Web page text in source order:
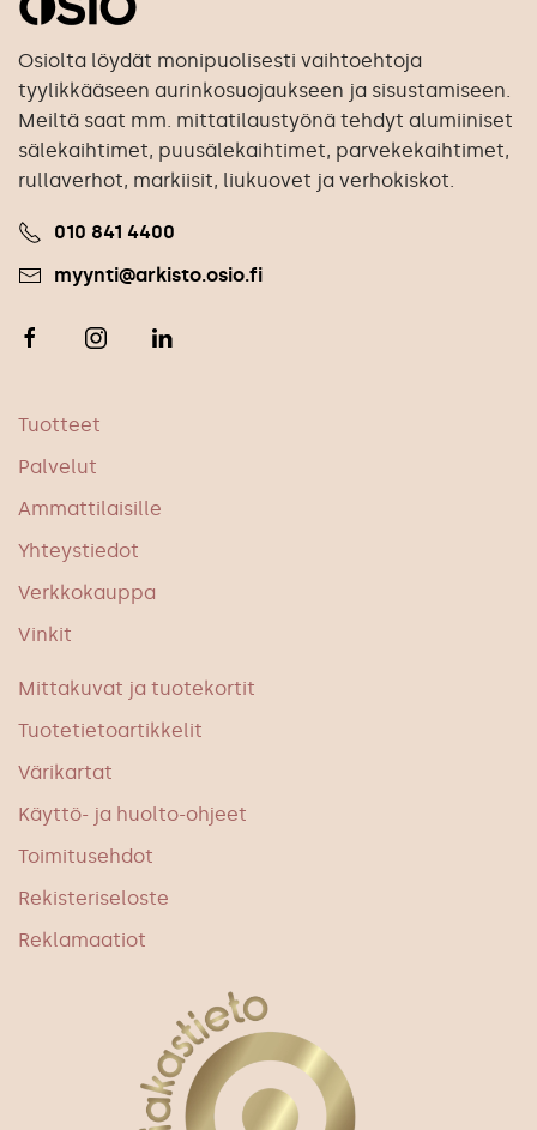
Osiolta löydät monipuolisesti vaihtoehtoja
tyylikkääseen aurinkosuojaukseen ja sisustamiseen.
Meiltä saat mm. mittatilaustyönä tehdyt alumiiniset
sälekaihtimet, puusälekaihtimet, parvekekaihtimet,
rullaverhot, markiisit, liukuovet ja verhokiskot.
010 841 4400
myynti@arkisto.osio.fi
Tuotteet
Palvelut
Ammattilaisille
Yhteystiedot
Verkkokauppa
Vinkit
Mittakuvat ja tuotekortit
Tuotetietoartikkelit
Värikartat
Käyttö- ja huolto-ohjeet
Toimitusehdot
Rekisteriseloste
Reklamaatiot